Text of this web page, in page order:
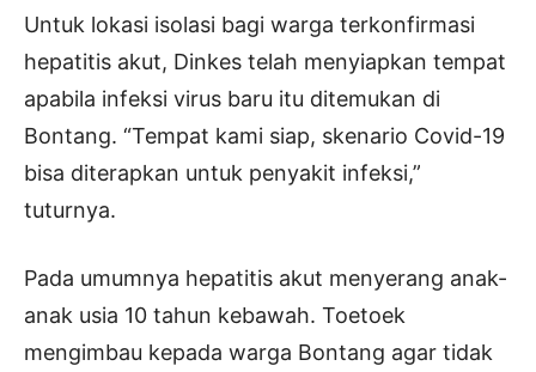
Untuk lokasi isolasi bagi warga terkonfirmasi
hepatitis akut, Dinkes telah menyiapkan tempat
apabila infeksi virus baru itu ditemukan di
Bontang. “Tempat kami siap, skenario Covid-19
bisa diterapkan untuk penyakit infeksi,”
tuturnya.
Pada umumnya hepatitis akut menyerang anak-
anak usia 10 tahun kebawah. Toetoek
mengimbau kepada warga Bontang agar tidak